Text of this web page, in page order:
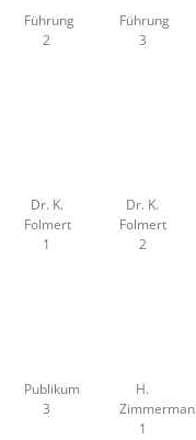
Führung
2
Führung
3
Dr. K.
Folmert
1
Dr. K.
Folmert
2
Publikum
3
H.
1